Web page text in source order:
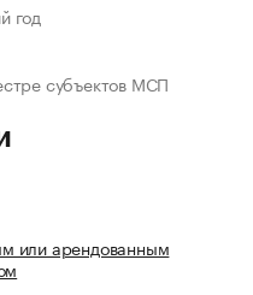
год
субъектов МСП
или арендованным